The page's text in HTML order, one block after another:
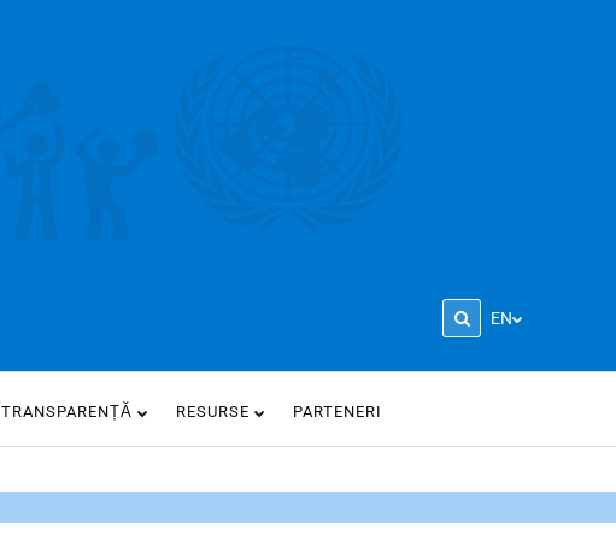
EN
TRANSPARENȚĂ RESURSE PARTENERI